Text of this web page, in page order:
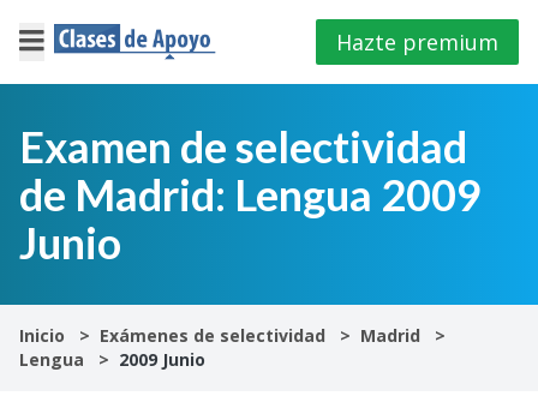
×
Iniciar
sesión
E.S.O
Hazte premium
Examen de selectividad
de Madrid: Lengua 2009
Junio
Inicio Exámenes de selectividad
Madrid
Lengua
2009 Junio